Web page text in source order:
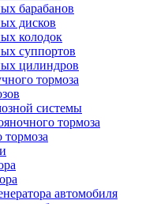
барабанов
дисков
колодок
суппортов
цилиндров
тормоза
системы
тормоза
тормоза
автомобиля